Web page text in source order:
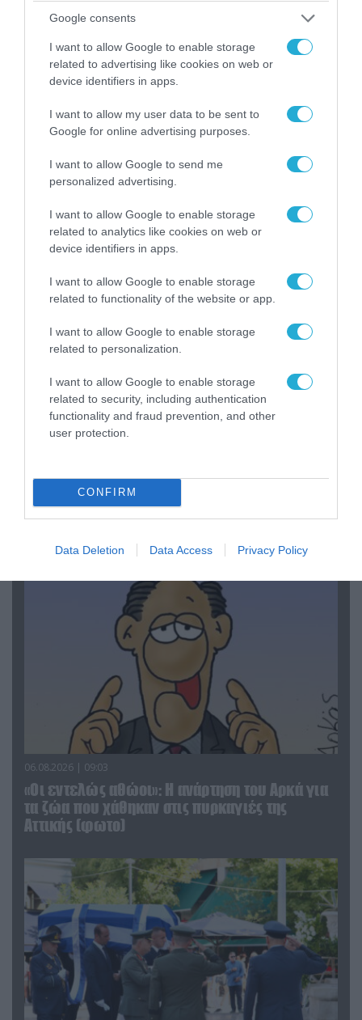
Google consents
I want to allow Google to enable storage
related to advertising like cookies on web or
device identifiers in apps.
I want to allow my user data to be sent to
Google for online advertising purposes.
I want to allow Google to send me
personalized advertising.
I want to allow Google to enable storage
related to analytics like cookies on web or
device identifiers in apps.
I want to allow Google to enable storage
related to functionality of the website or app.
I want to allow Google to enable storage
related to personalization.
I want to allow Google to enable storage
related to security, including authentication
functionality and fraud prevention, and other
user protection.
CONFIRM
Data Deletion Data Access Privacy Policy
07.08.2026 | 20:02
Ο Γιάννης Αλαφούζος «τέλειωσε» τον
Κωνσταντίνο Ζούλα από τον ΣΚΑΪ – Ο λόγος της
απομάκρυνσής του
06.08.2026 | 14:02
«Επιχείρηση ελεύθερα πεζοδρόμια» στην
Αθήνα: Απομακρύνθηκαν παράνομα
06.08.2026 | 09:03
«Οι εντελώς αθώοι»: Η ανάρτηση του Αρκά για
τα ζώα που χάθηκαν στις πυρκαγιές της
Αττικής (φωτο)